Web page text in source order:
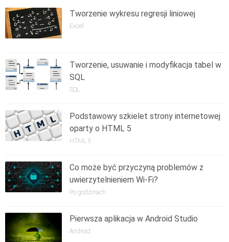
Tworzenie wykresu regresji liniowej
Excel
Tworzenie, usuwanie i modyfikacja tabel w
SQL
SQL
Podstawowy szkielet strony internetowej
oparty o HTML 5
HTML 5
Co może być przyczyną problemów z
uwierzytelnieniem Wi-Fi?
Po godzinach
Pierwsza aplikacja w Android Studio
Android